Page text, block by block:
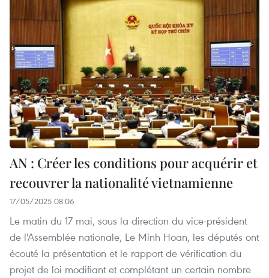
AN : Créer les conditions pour acquérir et
recouvrer la nationalité vietnamienne
17/05/2025 08:06
Le matin du 17 mai, sous la direction du vice-président
de l'Assemblée nationale, Le Minh Hoan, les députés ont
écouté la présentation et le rapport de vérification du
projet de loi modifiant et complétant un certain nombre